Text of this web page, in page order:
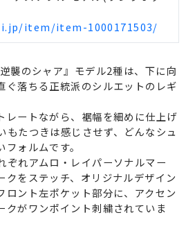
item/item-1000171503/
襲のシャア』モデル2種は、下に向
ぐ落ちる正統派のシルエットのレギ
レートながら、裾幅を細めに仕上げ
もたつきは感じさせず、どんなシュ
ォルムです。
ぞれアムロ・レイパーソナルマー
クをステッチ、オリジナルデザイン
ロント左ポケット部分に、アクセン
クがワンポイント刺繍されていま